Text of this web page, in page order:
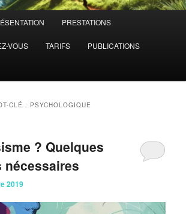
PRESTATIONS
VOUS TARIFS PUBLICATIONS
CLÉ : PSYCHOLOGIQUE
? Quelques
2019